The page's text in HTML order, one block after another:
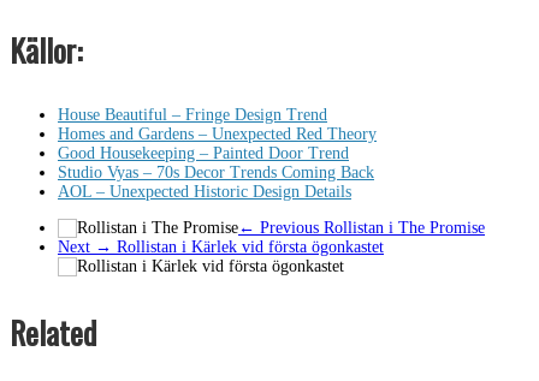
Källor:
House Beautiful – Fringe Design Trend
Homes and Gardens – Unexpected Red Theory
Good Housekeeping – Painted Door Trend
Studio Vyas – 70s Decor Trends Coming Back
AOL – Unexpected Historic Design Details
← Previous Rollistan i The Promise
Next → Rollistan i Kärlek vid första ögonkastet
Related